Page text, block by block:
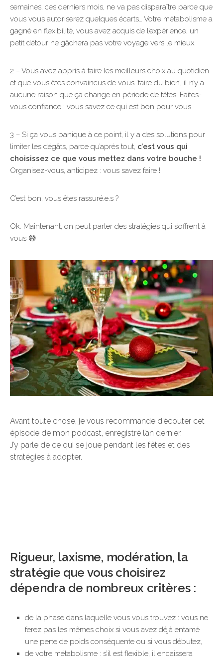
semaines, ces derniers mois, ne va pas disparaître parce que
vous vous autoriserez quelques écarts… Votre métabolisme a
gagné en flexibilité, vous avez acquis de l’expérience, un
petit détour ne gâchera pas votre voyage vers le mieux.
2 – Vous avez appris à faire les meilleurs choix au quotidien
et que vous êtes convaincus de vous ‘faire du bien’, il n’y a
aucune raison que ça change en période de fêtes. Faites-
vous confiance : vous savez ce qui est bon pour vous.
3 – Si ça vous panique à ce point, il y a des solutions pour
limiter les dégâts, parce qu’après tout, c’est vous qui
choisissez ce que vous mettez dans votre bouche !
Organisez-vous, anticipez : vous savez faire !
C’est bon, vous êtes rassuré.e.s ?
Ok. Maintenant, on peut parler des stratégies qui s’offrent à
vous 😅
Avant toute chose, je vous recommande d’écouter cet
épisode de mon podcast, enregistré l’an dernier.
J’y parle de ce qui se joue pendant les fêtes et des
stratégies à adopter.
Rigueur, laxisme, modération, la
stratégie que vous choisirez
dépendra de nombreux critères :
de la phase dans laquelle vous vous trouvez : vous ne
ferez pas les mêmes choix si vous avez déjà entamé
une perte de poids conséquente ou si vous débutez,
de votre métabolisme : s’il est flexible, il encaissera